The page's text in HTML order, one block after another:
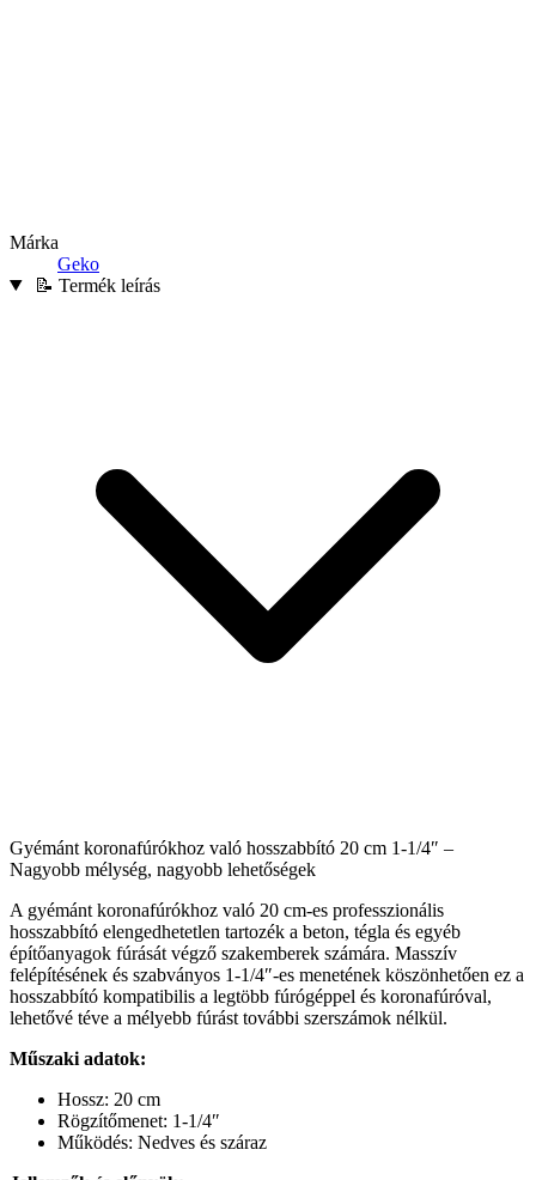
Márka
Geko
📝 Termék leírás
Gyémánt koronafúrókhoz való hosszabbító 20 cm 1-1/4″ –
Nagyobb mélység, nagyobb lehetőségek
A gyémánt koronafúrókhoz való 20 cm-es professzionális
hosszabbító elengedhetetlen tartozék a beton, tégla és egyéb
építőanyagok fúrását végző szakemberek számára. Masszív
felépítésének és szabványos 1-1/4″-es menetének köszönhetően ez a
hosszabbító kompatibilis a legtöbb fúrógéppel és koronafúróval,
lehetővé téve a mélyebb fúrást további szerszámok nélkül.
Műszaki adatok:
Hossz: 20 cm
Rögzítőmenet: 1-1/4″
Működés: Nedves és száraz